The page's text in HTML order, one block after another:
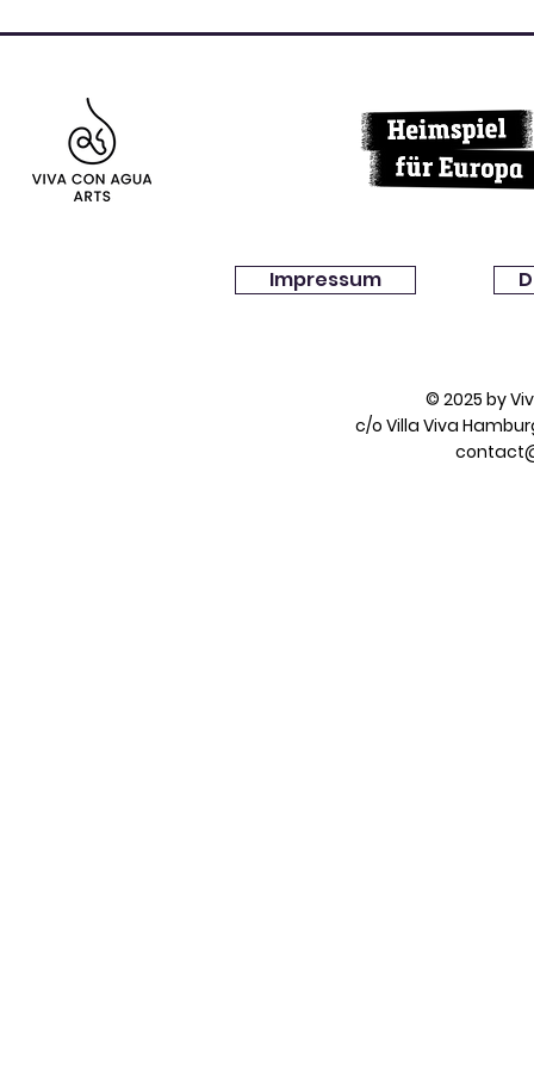
Impressum
© 2025 by
c/o Villa Viva